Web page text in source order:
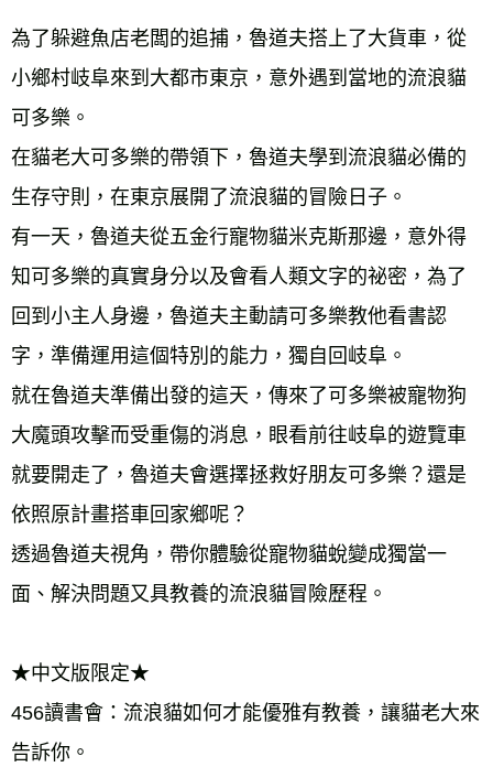
為了躲避魚店老闆的追捕，魯道夫搭上了大貨車，從
小鄉村岐阜來到大都市東京，意外遇到當地的流浪貓
可多樂。
在貓老大可多樂的帶領下，魯道夫學到流浪貓必備的
生存守則，在東京展開了流浪貓的冒險日子。
有一天，魯道夫從五金行寵物貓米克斯那邊，意外得
知可多樂的真實身分以及會看人類文字的祕密，為了
回到小主人身邊，魯道夫主動請可多樂教他看書認
字，準備運用這個特別的能力，獨自回岐阜。
就在魯道夫準備出發的這天，傳來了可多樂被寵物狗
大魔頭攻擊而受重傷的消息，眼看前往岐阜的遊覽車
就要開走了，魯道夫會選擇拯救好朋友可多樂？還是
依照原計畫搭車回家鄉呢？
透過魯道夫視角，帶你體驗從寵物貓蛻變成獨當一
面、解決問題又具教養的流浪貓冒險歷程。
★中文版限定★
456讀書會：流浪貓如何才能優雅有教養，讓貓老大來
告訴你。